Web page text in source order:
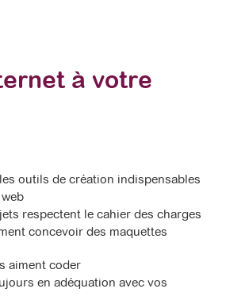
à votre
outils de création indispensables
respectent le cahier des charges
concevoir des maquettes
aiment coder
en adéquation avec vos